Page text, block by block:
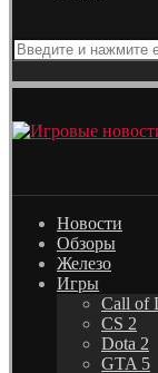
Новости
Обзоры
Железо
Игры
Call of
CS 2
Dota 2
GTA 5